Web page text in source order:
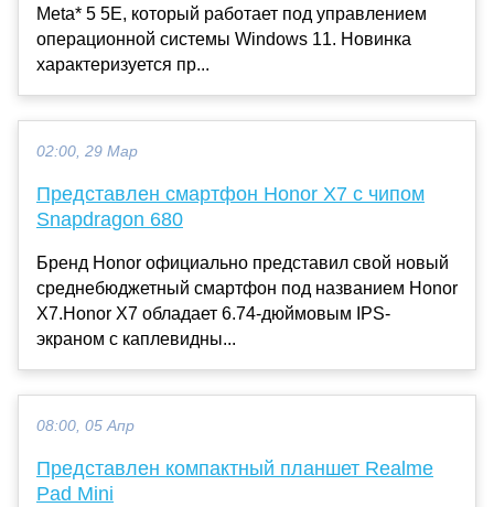
Meta* 5 5E, который работает под управлением
операционной системы Windows 11. Новинка
характеризуется пр...
02:00, 29 Мар
Представлен смартфон Honor X7 с чипом
Snapdragon 680
Бренд Honor официально представил свой новый
среднебюджетный смартфон под названием Honor
X7.Honor X7 обладает 6.74-дюймовым IPS-
экраном с каплевидны...
08:00, 05 Апр
Представлен компактный планшет Realme
Pad Mini